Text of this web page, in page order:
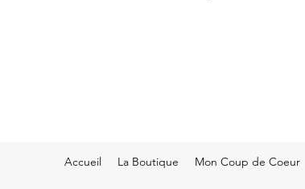
Accueil La Boutique Mon Coup de Coeur